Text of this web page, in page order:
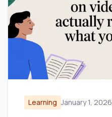
Learning January 1, 2026